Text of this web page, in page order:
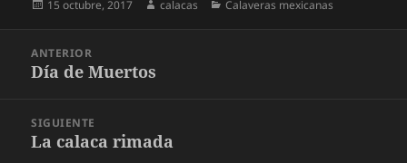
Publicado
15 octubre, 2017 Autor
calacas Categorías
Calaveras mexicanas
entradas
ANTERIOR
Entrada
Día de Muertos
SIGUIENTE
Entrada
La calaca rimada